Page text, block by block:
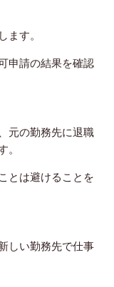
ます。
申請の結果を確認
元の勤務先に退職
。
とは避けることを
しい勤務先で仕事